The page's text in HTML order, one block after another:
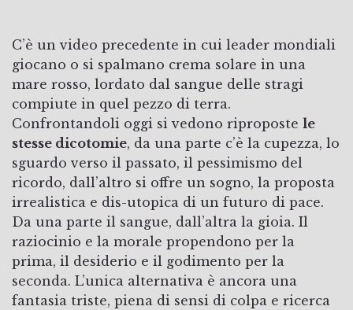
C’è un video precedente in cui leader mondiali
giocano o si spalmano crema solare in una
mare rosso, lordato dal sangue delle stragi
compiute in quel pezzo di terra.
Confrontandoli oggi si vedono riproposte le
stesse dicotomie, da una parte c’è la cupezza, lo
sguardo verso il passato, il pessimismo del
ricordo, dall’altro si offre un sogno, la proposta
irrealistica e dis-utopica di un futuro di pace.
Da una parte il sangue, dall’altra la gioia. Il
raziocinio e la morale propendono per la
prima, il desiderio e il godimento per la
seconda. L’unica alternativa è ancora una
fantasia triste, piena di sensi di colpa e ricerca